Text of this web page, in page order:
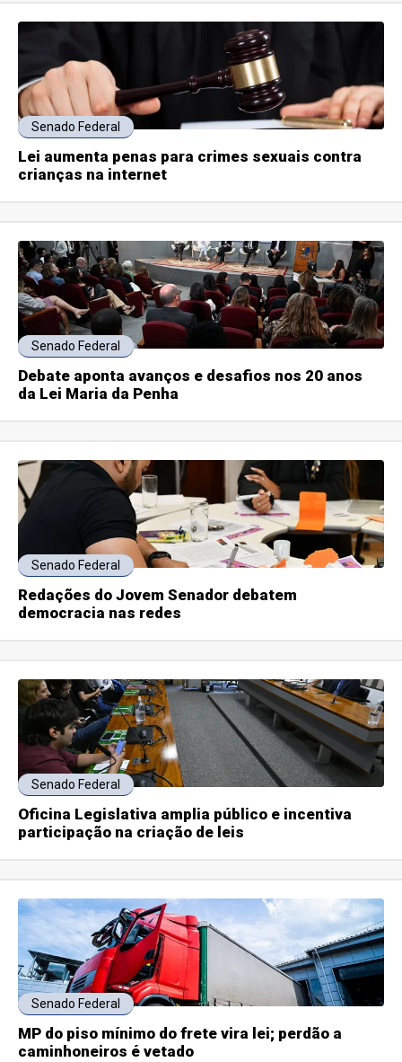
Senado Federal
Lei aumenta penas para crimes sexuais contra
crianças na internet
Senado Federal
Debate aponta avanços e desafios nos 20 anos
da Lei Maria da Penha
Senado Federal
Redações do Jovem Senador debatem
democracia nas redes
Senado Federal
Oficina Legislativa amplia público e incentiva
participação na criação de leis
Senado Federal
MP do piso mínimo do frete vira lei; perdão a
caminhoneiros é vetado